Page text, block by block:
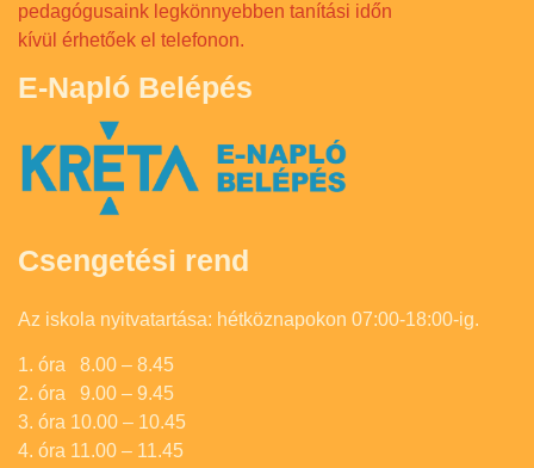
pedagógusaink legkönnyebben tanítási időn
kívül érhetőek el telefonon.
E-Napló Belépés
Csengetési rend
Az iskola nyitvatartása: hétköznapokon 07:00-18:00-ig.
1. óra 8.00 – 8.45
2. óra 9.00 – 9.45
3. óra 10.00 – 10.45
4. óra 11.00 – 11.45